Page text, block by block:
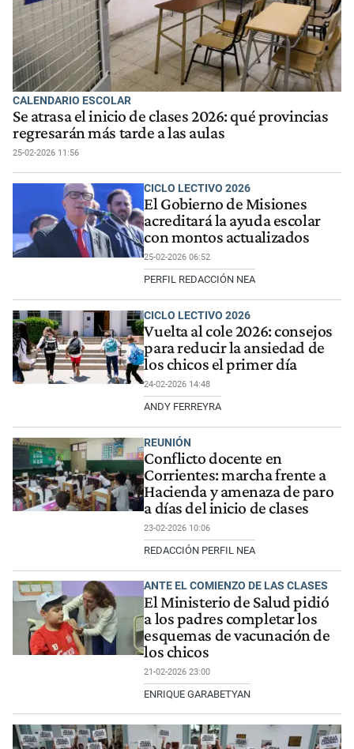
CALENDARIO ESCOLAR
Se atrasa el inicio de clases 2026: qué provincias
regresarán más tarde a las aulas
25-02-2026 11:56
CICLO LECTIVO 2026
El Gobierno de Misiones
acreditará la ayuda escolar
con montos actualizados
25-02-2026 06:52
PERFIL REDACCIÓN NEA
CICLO LECTIVO 2026
Vuelta al cole 2026: consejos
para reducir la ansiedad de
los chicos el primer día
24-02-2026 14:48
ANDY FERREYRA
REUNIÓN
Conflicto docente en
Corrientes: marcha frente a
Hacienda y amenaza de paro
a días del inicio de clases
23-02-2026 10:06
REDACCIÓN PERFIL NEA
ANTE EL COMIENZO DE LAS CLASES
El Ministerio de Salud pidió
a los padres completar los
esquemas de vacunación de
los chicos
21-02-2026 23:00
ENRIQUE GARABETYAN